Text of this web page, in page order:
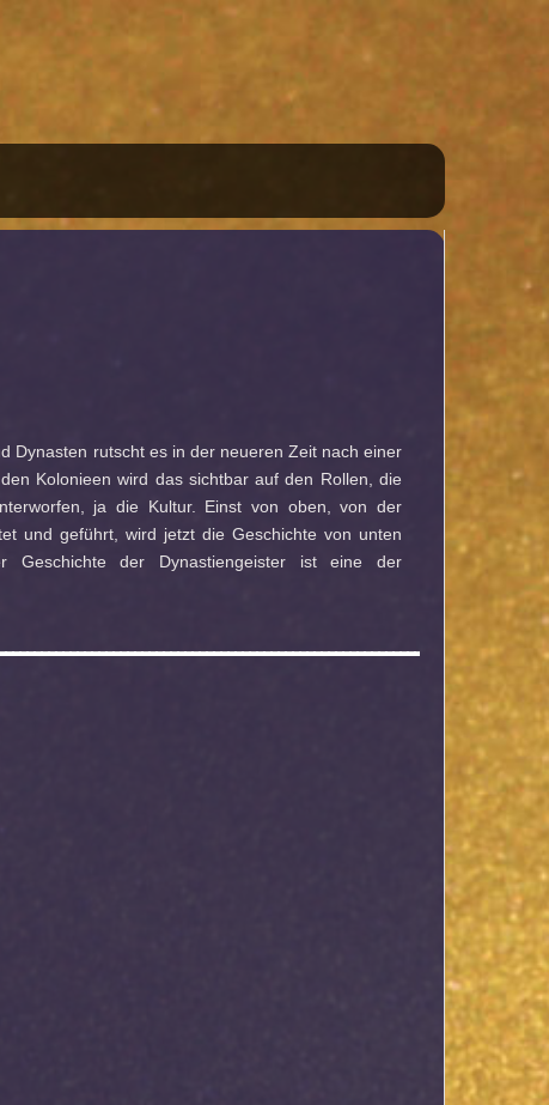
Dynasten rutscht es in der neueren Zeit nach einer
Kolonieen wird das sichtbar auf den Rollen, die
ja die Kultur. Einst von oben, von der
und geführt, wird jetzt die Geschichte von unten
Geschichte der Dynastiengeister ist eine der